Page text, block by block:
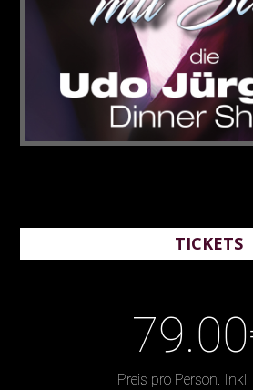
TICKETS
Preis pro Person.